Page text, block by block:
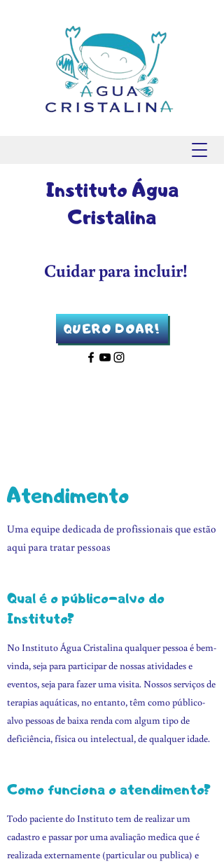
Instituto Água
Cristalina
Cuidar para incluir!
QUERO DOAR!
Atendimento
Uma equipe dedicada de profissionais que estão
aqui para tratar pessoas
Qual é o público-alvo do
Instituto?
No Instituto Água Cristalina qualquer pessoa é bem-
vinda, seja para participar de nossas atividades e
eventos, seja para fazer uma visita. Nossos serviços de
terapias aquáticas, no entanto, têm como público-
alvo pessoas de baixa renda com algum tipo de
deficiência, física ou intelectual, de qualquer idade.
Como funciona o atendimento?
Todo paciente do Instituto tem de realizar um
cadastro e passar por uma avaliação medica que é
realizada externamente (particular ou publica) e